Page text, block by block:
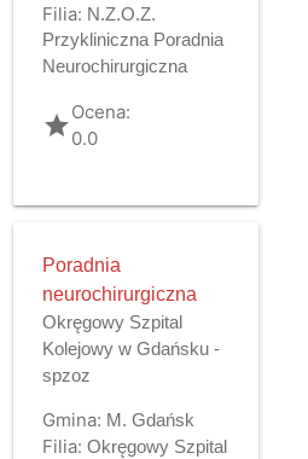
Filia: N.Z.O.Z.
Przykliniczna Poradnia
Neurochirurgiczna
gradeOcena:
0.0
Poradnia
neurochirurgiczna
Okręgowy Szpital
Kolejowy w Gdańsku -
spzoz
Gmina: M. Gdańsk
Filia: Okręgowy Szpital